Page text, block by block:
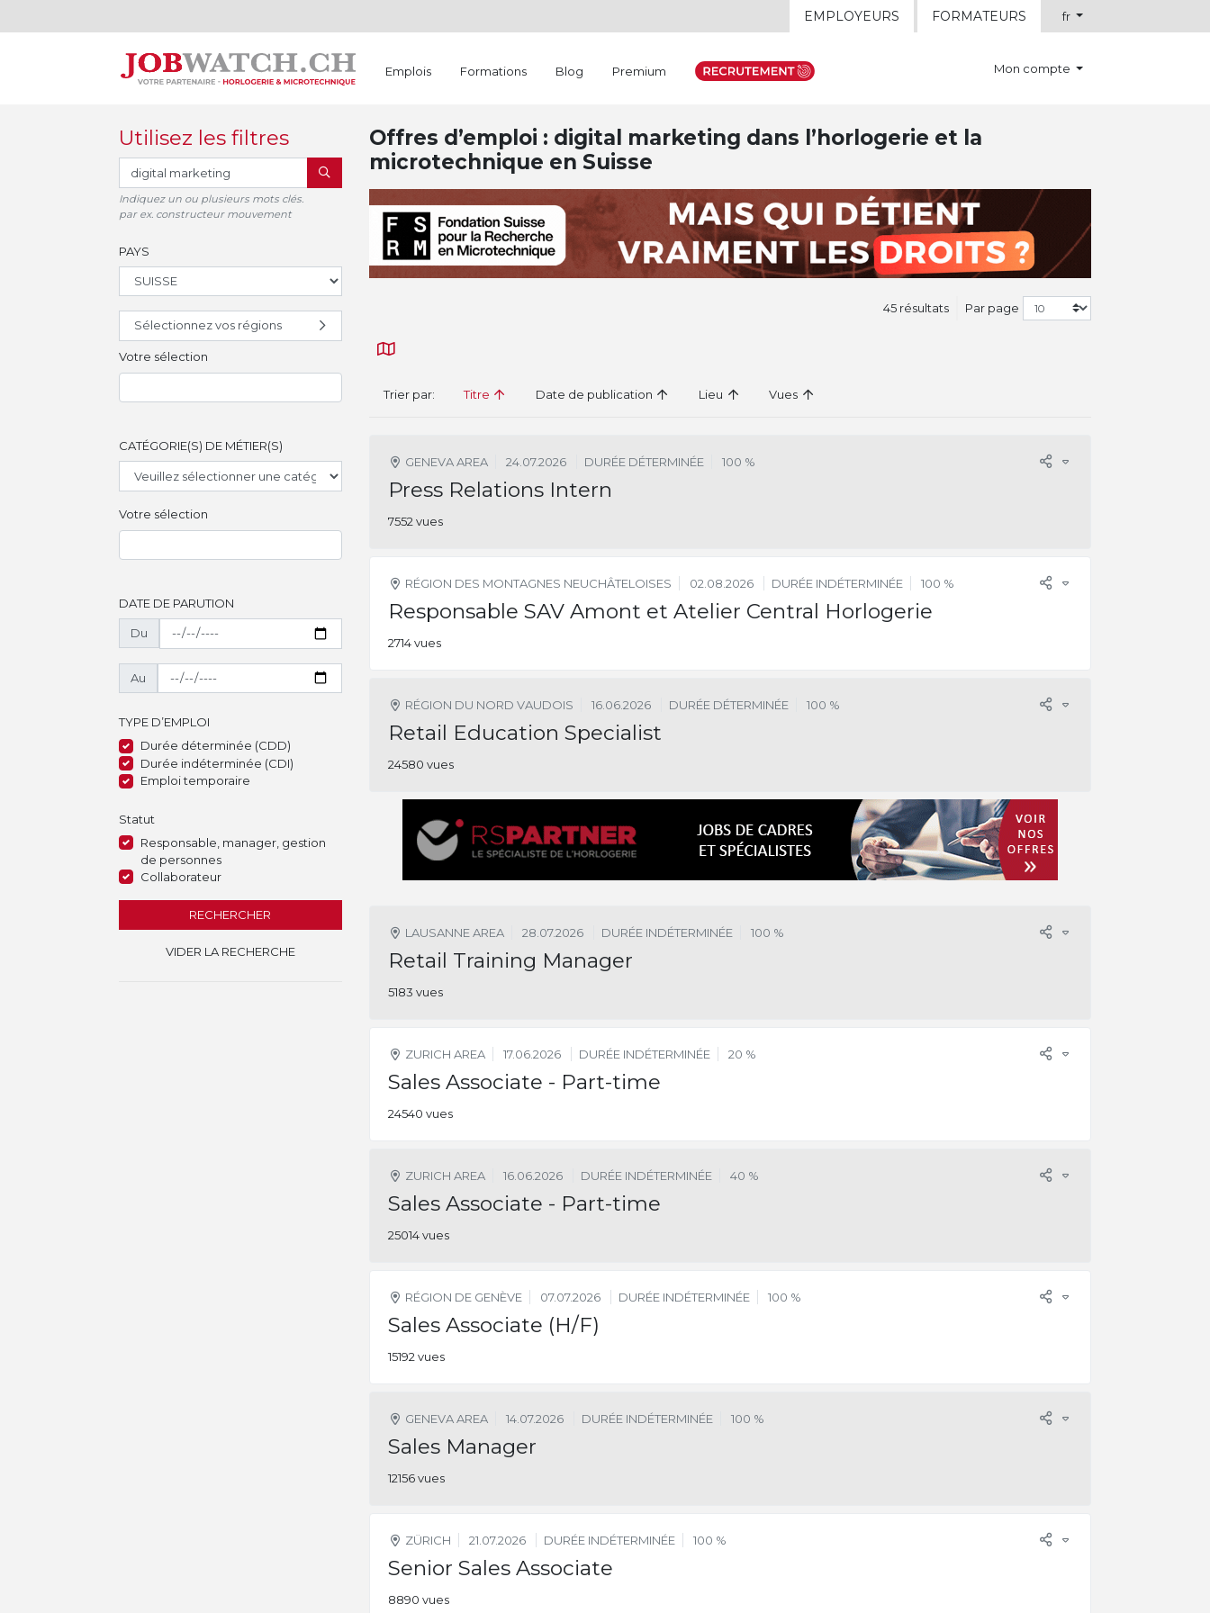
EMPLOYEURS FORMATEURS fr
Emplois Formations Blog Premium Mon compte
Utilisez les filtres
RECHERCHER
Indiquez un ou plusieurs mots clés.
par ex. constructeur mouvement
PAYS
Sélectionnez vos régions
Votre sélection
CATÉGORIE(S) DE MÉTIER(S)
Votre sélection
DATE DE PARUTION
Du
Au
TYPE D’EMPLOI
Durée déterminée (CDD)
Durée indéterminée (CDI)
Emploi temporaire
Statut
Responsable, manager, gestion
de personnes
Collaborateur
RECHERCHER
VIDER LA RECHERCHE
Offres d’emploi : digital marketing dans l’horlogerie et la
microtechnique en Suisse
45 résultats Par page
Trier par: Titre Date de publication Lieu Vues
GENEVA AREA 24.07.2026 DURÉE DÉTERMINÉE 100 %
Press Relations Intern
7552 vues
RÉGION DES MONTAGNES NEUCHÂTELOISES 02.08.2026 DURÉE INDÉTERMINÉE 100 %
Responsable SAV Amont et Atelier Central Horlogerie
2714 vues
RÉGION DU NORD VAUDOIS 16.06.2026 DURÉE DÉTERMINÉE 100 %
Retail Education Specialist
24580 vues
LAUSANNE AREA 28.07.2026 DURÉE INDÉTERMINÉE 100 %
Retail Training Manager
5183 vues
ZURICH AREA 17.06.2026 DURÉE INDÉTERMINÉE 20 %
Sales Associate - Part-time
24540 vues
ZURICH AREA 16.06.2026 DURÉE INDÉTERMINÉE 40 %
Sales Associate - Part-time
25014 vues
RÉGION DE GENÈVE 07.07.2026 DURÉE INDÉTERMINÉE 100 %
Sales Associate (H/F)
15192 vues
GENEVA AREA 14.07.2026 DURÉE INDÉTERMINÉE 100 %
Sales Manager
12156 vues
ZÜRICH 21.07.2026 DURÉE INDÉTERMINÉE 100 %
Senior Sales Associate
8890 vues